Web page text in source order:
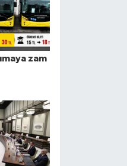
zam